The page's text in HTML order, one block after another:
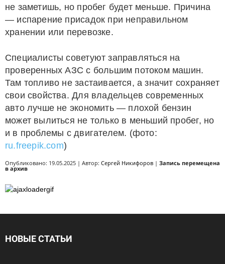
не заметишь, но пробег будет меньше. Причина
— испарение присадок при неправильном
хранении или перевозке.
Специалисты советуют заправляться на
проверенных АЗС с большим потоком машин.
Там топливо не застаивается, а значит сохраняет
свои свойства. Для владельцев современных
авто лучше не экономить — плохой бензин
может вылиться не только в меньший пробег, но
и в проблемы с двигателем. (фото:
ru.freepik.com)
Опубликовано: 19.05.2025 | Автор: Сергей Никифоров | Запись перемещена
в архив
НОВЫЕ СТАТЬИ